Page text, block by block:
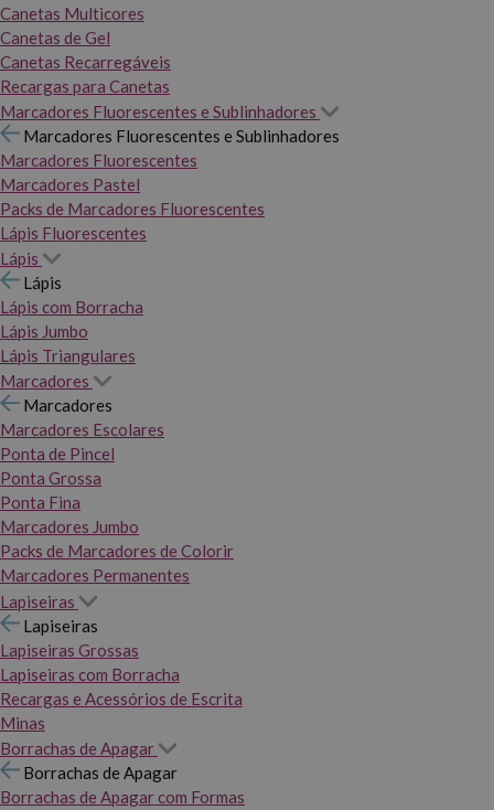
Canetas Multicores
Canetas de Gel
Canetas Recarregáveis
Recargas para Canetas
Marcadores Fluorescentes e Sublinhadores
Marcadores Fluorescentes e Sublinhadores
Marcadores Fluorescentes
Marcadores Pastel
Packs de Marcadores Fluorescentes
Lápis Fluorescentes
Lápis
Lápis
Lápis com Borracha
Lápis Jumbo
Lápis Triangulares
Marcadores
Marcadores
Marcadores Escolares
Ponta de Pincel
Ponta Grossa
Ponta Fina
Marcadores Jumbo
Packs de Marcadores de Colorir
Marcadores Permanentes
Lapiseiras
Lapiseiras
Lapiseiras Grossas
Lapiseiras com Borracha
Recargas e Acessórios de Escrita
Minas
Borrachas de Apagar
Borrachas de Apagar
Borrachas de Apagar com Formas